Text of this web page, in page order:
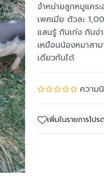
จำหน่ายลูกหมูแคร
เพศเมีย ตัวละ
แสนรู้ กินเก่ง กิน
เหมือนน้องหมาสา
เดียวกันได้
ความ
เพิ่มในรายการโปร